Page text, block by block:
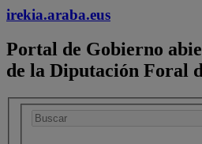
irekia.araba.eus
Portal de Gobierno
de la Diputación Foral